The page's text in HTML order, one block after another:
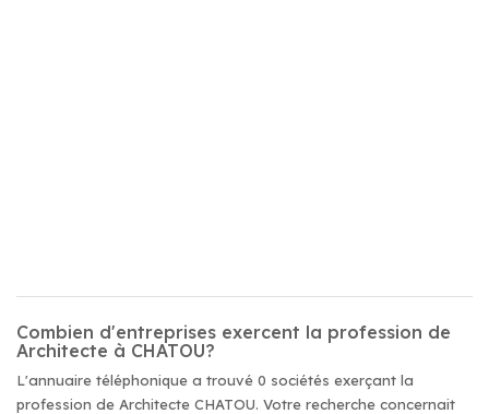
Combien d'entreprises exercent la profession de
Architecte à CHATOU?
L'annuaire téléphonique a trouvé 0 sociétés exerçant la
profession de Architecte CHATOU. Votre recherche concernait